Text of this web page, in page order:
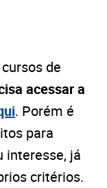
de
acessar a
. Porém é
para
interesse, já
critérios.